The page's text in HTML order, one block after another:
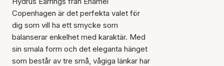
Copenhagen är det perfekta valet för
dig som vill ha ett smycke som
balanserar enkelhet med karaktär. Med
sin smala form och det eleganta hänget
som består av tre små, vågiga länkar har